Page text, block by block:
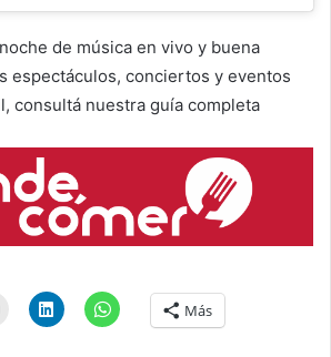
de música en vivo y buena
espectáculos, conciertos y eventos
consultá nuestra guía completa
Más